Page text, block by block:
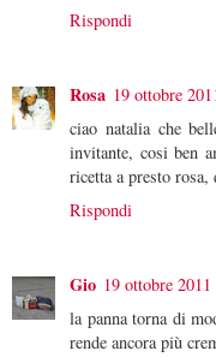
Rispondi
Rosa 19 ottobre
ciao natalia che
invitante, cosi ben
ricetta a presto
Rispondi
Gio 19 ottobre
la panna torna di
rende ancora più